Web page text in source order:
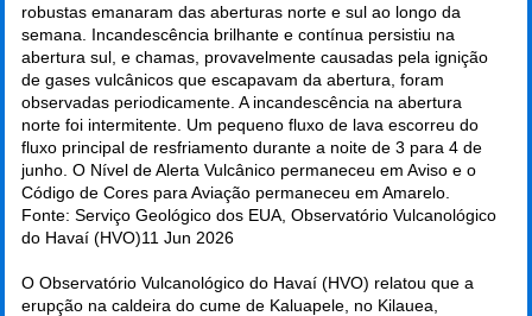
robustas emanaram das aberturas norte e sul ao longo da
semana. Incandescência brilhante e contínua persistiu na
abertura sul, e chamas, provavelmente causadas pela ignição
de gases vulcânicos que escapavam da abertura, foram
observadas periodicamente. A incandescência na abertura
norte foi intermitente. Um pequeno fluxo de lava escorreu do
fluxo principal de resfriamento durante a noite de 3 para 4 de
junho. O Nível de Alerta Vulcânico permaneceu em Aviso e o
Código de Cores para Aviação permaneceu em Amarelo.
Fonte: Serviço Geológico dos EUA, Observatório Vulcanológico
do Havaí (HVO)11 Jun 2026
O Observatório Vulcanológico do Havaí (HVO) relatou que a
erupção na caldeira do cume de Kaluapele, no Kilauea,